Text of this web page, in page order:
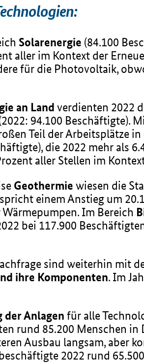
Solarenergie (84.100
aller im Kontext der
für die Photovoltaik,
an Land verdienten 2022
94.100 Beschäftigte).
Teil der Arbeitsplätze
die 2022 mehr als
aller Stellen im
Geothermie wiesen die
einem Anstieg um
Im Bereich
bei 117.900
sind weiterhin mit
ihre Komponenten. Im
der Anlagen für alle
rund 85.200 Menschen
Ausbau langsam, aber
2022 rund